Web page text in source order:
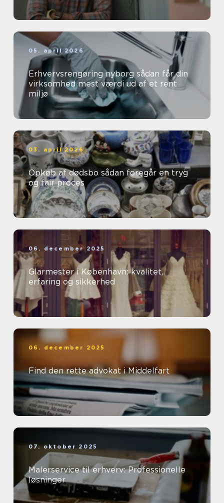
05. april 2026
Erhvervsrengøring nyborg sådan får din
virksomhed mest værdi ud af et rent
miljø
03. april 2026
Opkøb af dødsbo sådan foregår en tryg
og fair proces
06. december 2025
Glarmester i København: kvalitet,
erfaring og sikkerhed
06. december 2025
Find den rette advokat i Middelfart
07. oktober 2025
Malerservice til erhverv: Professionelle
løsninger